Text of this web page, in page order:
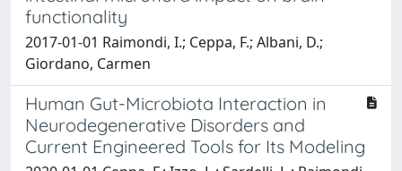
functionality
2017-01-01 Raimondi, I.; Ceppa, F.; Albani, D.;
Giordano, Carmen
Human Gut-Microbiota Interaction in
Neurodegenerative Disorders and
Current Engineered Tools for Its Modeling